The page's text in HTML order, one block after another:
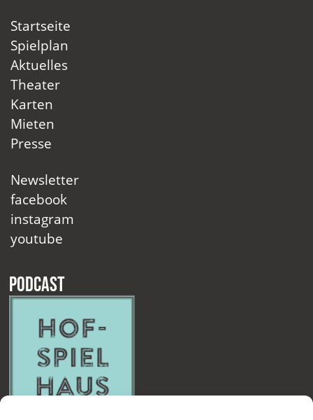
Startseite
Spielplan
Aktuelles
Theater
Karten
Mieten
Presse
Newsletter
facebook
instagram
youtube
Podcast